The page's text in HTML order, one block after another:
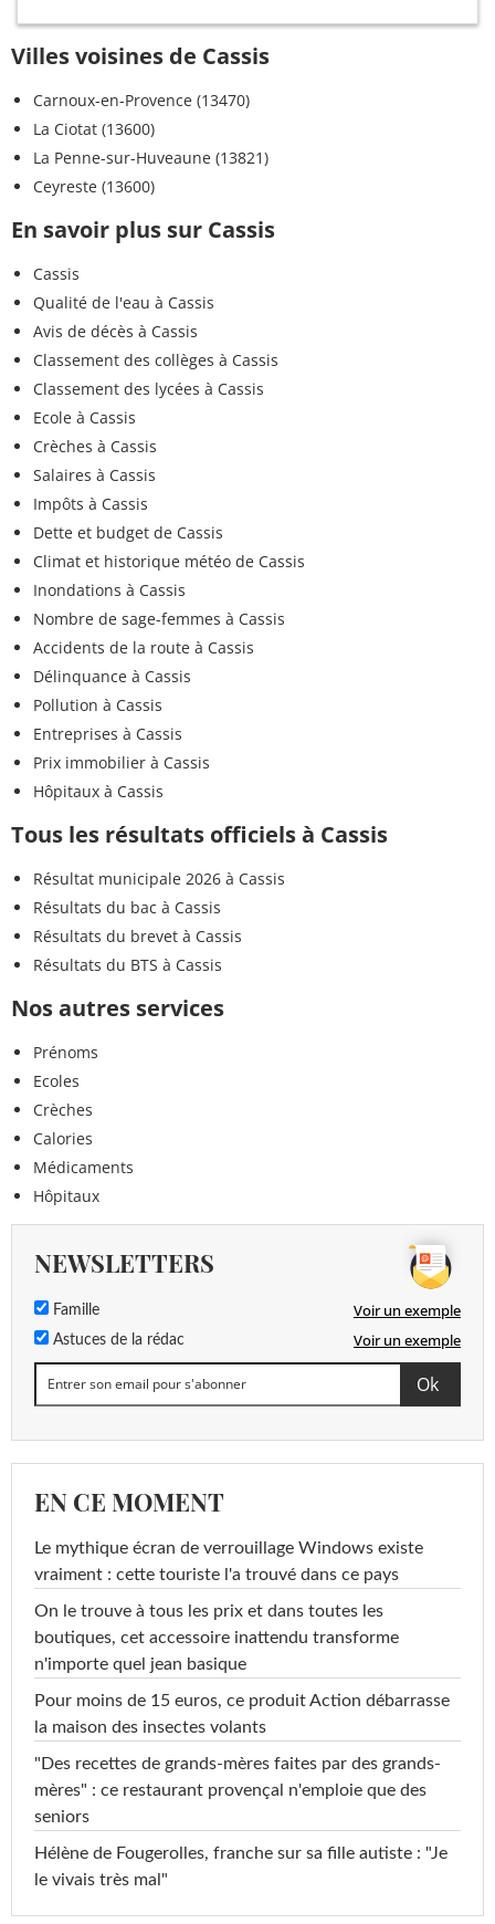
Villes voisines de Cassis
Carnoux-en-Provence (13470)
La Ciotat (13600)
La Penne-sur-Huveaune (13821)
Ceyreste (13600)
En savoir plus sur Cassis
Cassis
Qualité de l'eau à Cassis
Avis de décès à Cassis
Classement des collèges à Cassis
Classement des lycées à Cassis
Ecole à Cassis
Crèches à Cassis
Salaires à Cassis
Impôts à Cassis
Dette et budget de Cassis
Climat et historique météo de Cassis
Inondations à Cassis
Nombre de sage-femmes à Cassis
Accidents de la route à Cassis
Délinquance à Cassis
Pollution à Cassis
Entreprises à Cassis
Prix immobilier à Cassis
Hôpitaux à Cassis
Tous les résultats officiels à Cassis
Résultat municipale 2026 à Cassis
Résultats du bac à Cassis
Résultats du brevet à Cassis
Résultats du BTS à Cassis
Nos autres services
Prénoms
Ecoles
Crèches
Calories
Médicaments
Hôpitaux
NEWSLETTERS
Famille Voir un exemple
Astuces de la rédac Voir un exemple
EN CE MOMENT
Le mythique écran de verrouillage Windows existe
vraiment : cette touriste l'a trouvé dans ce pays
On le trouve à tous les prix et dans toutes les
boutiques, cet accessoire inattendu transforme
n'importe quel jean basique
Pour moins de 15 euros, ce produit Action débarrasse
la maison des insectes volants
"Des recettes de grands-mères faites par des grands-
mères" : ce restaurant provençal n'emploie que des
seniors
Hélène de Fougerolles, franche sur sa fille autiste : "Je
le vivais très mal"